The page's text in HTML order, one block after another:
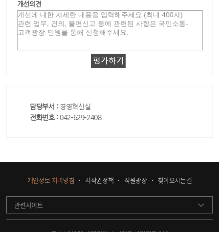
개선의견
담당부서 : 경영혁신실
전화번호 : 042-629-2408
개인정보 처리방침 저작권정책 직원광장 찾아오시는길
관련사이트